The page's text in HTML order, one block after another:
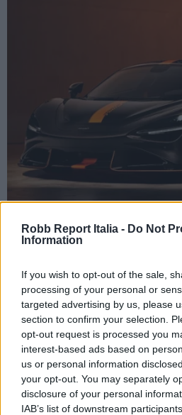
Robb Report Italia - Do Not
Information
If you wish to opt-out of the sale,
processing of your personal or
targeted advertising by us, please
section to confirm your selection.
opt-out request is processed you
interest-based ads based on
us or personal information
your opt-out. You may separately
disclosure of your personal
IAB’s list of downstream
McLaren ha appena
supercar